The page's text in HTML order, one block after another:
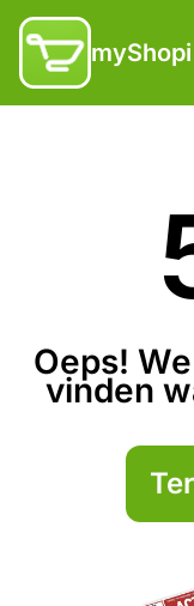
myShopi
Oeps!
vinden